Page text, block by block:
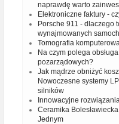
naprawdę warto
Elektroniczne faktury -
Porsche 911 - dlaczego
wynajmowanych
Tomografia
Na czym polega
pozarządowych?
Jak mądrze obniżyć
Nowoczesne systemy
silników
Innowacyjne
Ceramika
Jednym